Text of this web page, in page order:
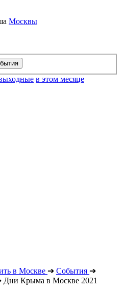
Москвы
в этом месяце
в Москве ➔ События ➔
Дни Крыма в Москве 2021